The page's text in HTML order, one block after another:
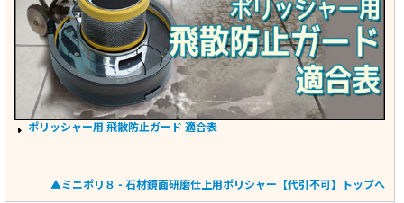
ポリッシャー用 飛散防止ガード 適合表
▲ミニポリ８ - 石材鏡面研磨仕上用ポリシャー【代引不可】トップへ